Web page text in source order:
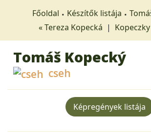
Főoldal Készítők listája
« Tereza Kopecká |
Tomáš Kopecký
cseh
Képregények listája